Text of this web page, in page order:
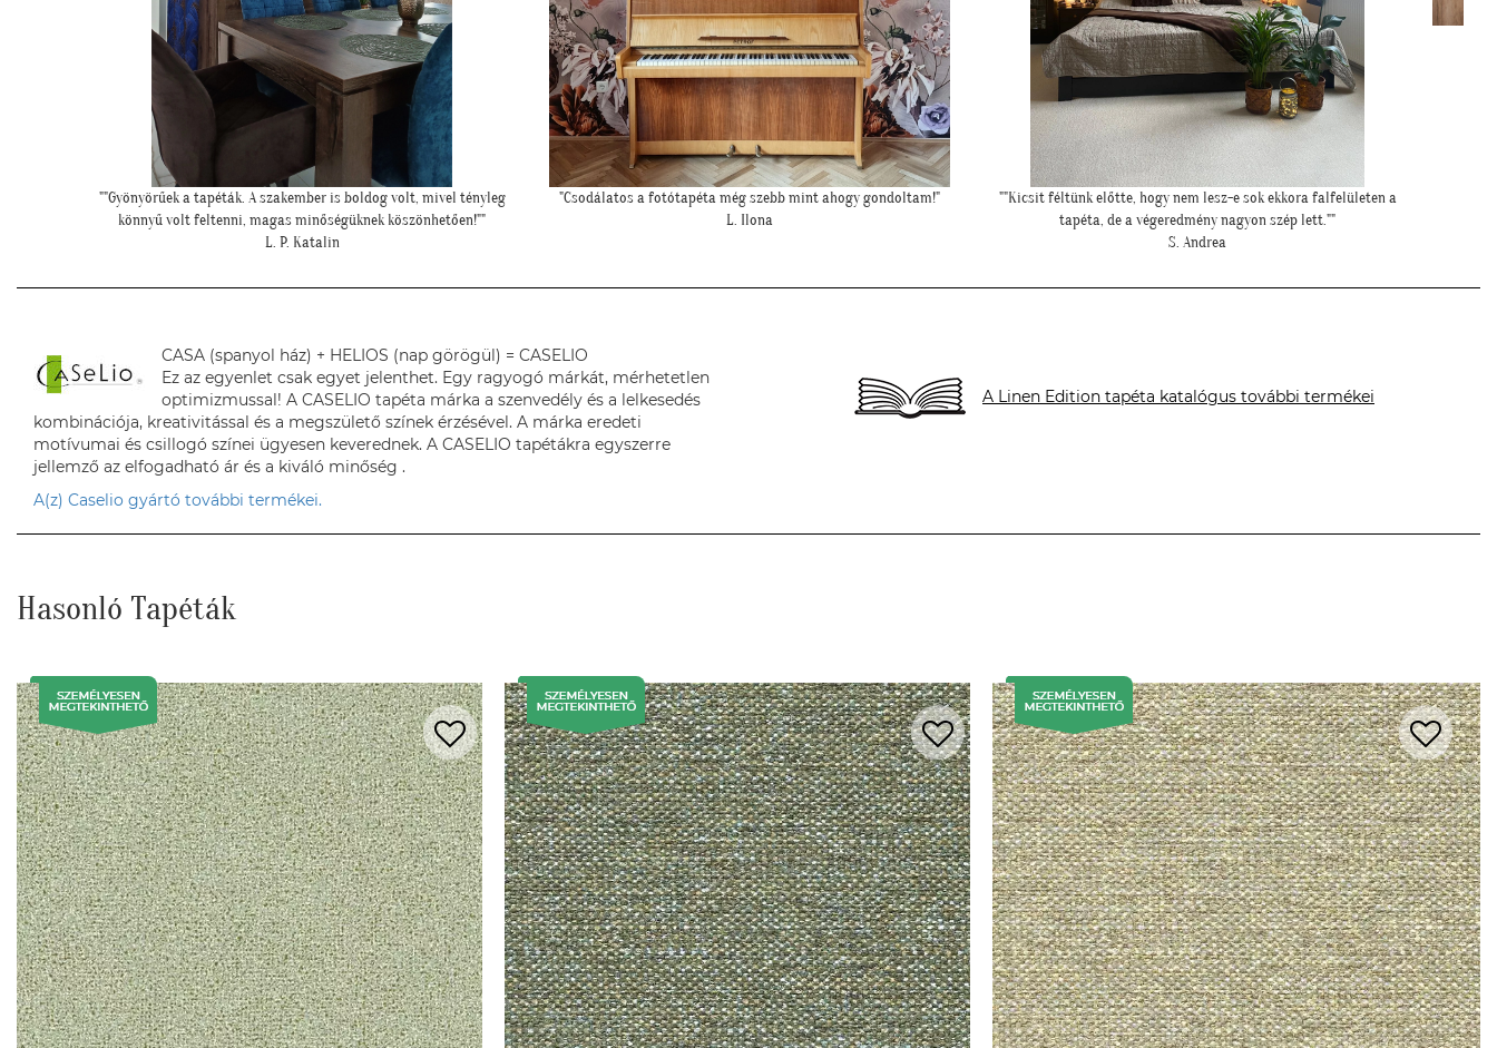
"Csodálatos a fotótapéta még szebb mint ahogy gondoltam!"
L. Ilona
""Kicsit féltünk előtte, hogy nem lesz-e sok ekkora falfelületen a
tapéta, de a végeredmény nagyon szép lett.""
"Elkészültünk, szuper lett. :)"
R. Viktória
CASA (spanyol ház) + HELIOS (nap görögül) = CASELIO
Ez az egyenlet csak egyet jelenthet. Egy ragyogó márkát, mérhetetlen
optimizmussal! A CASELIO tapéta márka a szenvedély és a lelkesedés
kombinációja, kreativitással és a megszülető színek érzésével. A márka eredeti
motívumai és csillogó színei ügyesen keverednek. A CASELIO tapétákra egyszerre
jellemző az elfogadható ár és a kiváló minőség .
A(z) Caselio gyártó további termékei.
A Linen Edition tapéta katalógus további termékei
Hasonló Tapéták